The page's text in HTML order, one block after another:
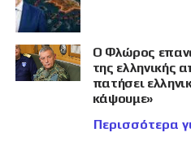
Ο Φλώρος
της ελληνικής
πατήσει
κάψουμε»
Περισσότερα